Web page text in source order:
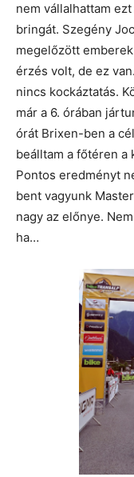
nem vállalhattam
bringát. Szegény
megelőzött
érzés volt, de ez
nincs kockáztatás.
már a 6. órában
órát Brixen-ben a
beálltam a főtéren a
Pontos eredményt
bent vagyunk
nagy az előnye.
ha…